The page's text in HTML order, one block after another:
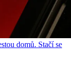
domů. Stačí se